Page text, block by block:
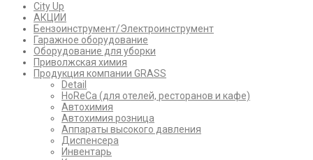
City Up
АКЦИИ
Бензоинструмент/Электроинструмент
Гаражное оборудование
Оборудование для уборки
Приволжская химия
Продукция компании GRASS
Detail
HoReCa (для отелей, ресторанов и кафе)
Автохимия
Автохимия розница
Аппараты высокого давления
Диспенсера
Инвентарь